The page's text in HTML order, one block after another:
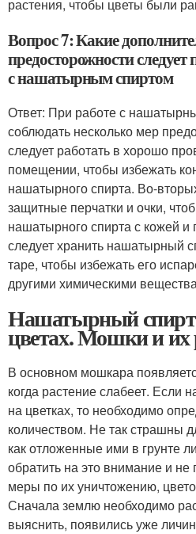
растения, чтобы цветы были
Вопрос 7: Какие
предосторожности
с нашатырным спиртом
Ответ: При работе с
соблюдать несколько мер
следует работать в хорошо
помещении, чтобы избежать
нашатырного спирта. Во-
защитные перчатки и очки,
нашатырного спирта с кожей и
следует хранить нашатырный
таре, чтобы избежать его
другими химическими
Нашатырный
цветах. Мошки и их
В основном мошкара
когда растение слабеет. Если
на цветках, то необходимо
количеством. Не так страшны
как отложенные ими в грунте
обратить на это внимание и
меры по их уничтожению,
Сначала землю необходимо
выяснить, появились уже